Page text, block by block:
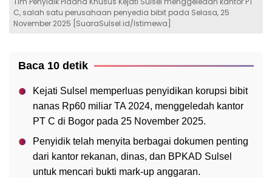
C, salah satu perusahaan penyedia bibit pada Selasa, 25
November 2025 [SuaraSulsel.id/Istimewa]
Baca 10 detik
Kejati Sulsel memperluas penyidikan korupsi bibit
nanas Rp60 miliar TA 2024, menggeledah kantor
PT C di Bogor pada 25 November 2025.
Penyidik telah menyita berbagai dokumen penting
dari kantor rekanan, dinas, dan BPKAD Sulsel
untuk mencari bukti mark-up anggaran.